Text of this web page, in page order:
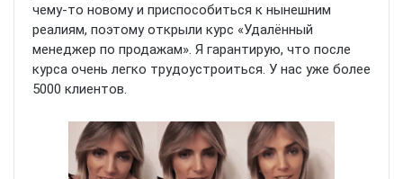
чему-то новому и приспособиться к нынешним
реалиям, поэтому открыли курс «Удалённый
менеджер по продажам». Я гарантирую, что после
курса очень легко трудоустроиться. У нас уже более
5000 клиентов.